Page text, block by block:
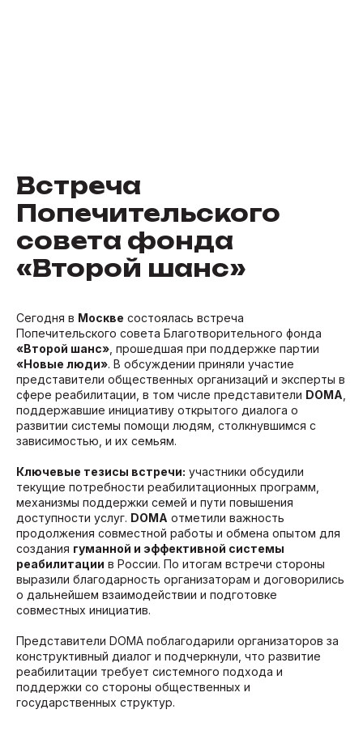
Встреча
Попечительского
совета фонда
«Второй шанс»
Сегодня в Москве состоялась встреча
Попечительского совета Благотворительного фонда
«Второй шанс» , прошедшая при поддержке партии
«Новые люди». В обсуждении приняли участие
представители общественных организаций и эксперты в
сфере реабилитации, в том числе представители DOMA
поддержавшие инициативу открытого диалога о
развитии системы помощи людям, столкнувшимся с
зависимостью, и их семьям.
Ключевые тезисы встречи: участники обсудили
текущие потребности реабилитационных программ,
механизмы поддержки семей и пути повышения
доступности услуг. DOMA отметили важность
продолжения совместной работы и обмена опытом для
создания гуманной и эффективной системы
реабилитации в России. По итогам встречи стороны
выразили благодарность организаторам и договорились
о дальнейшем взаимодействии и подготовке
совместных инициатив.
Представители DOMA поблагодарили организаторов за
конструктивный диалог и подчеркнули, что развитие
реабилитации требует системного подхода и
поддержки со стороны общественных и
государственных структур.